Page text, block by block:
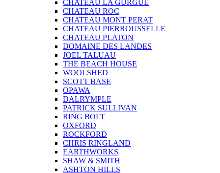
CHATEAU LA GURGUE
CHATEAU ROC
CHATEAU MONT PERAT
CHATEAU PIERROUSSELLE
CHATEAU PLATON
DOMAINE DES LANDES
JOEL TALUAU
THE BEACH HOUSE
WOOLSHED
SCOTT BASE
OPAWA
DALRYMPLE
PATRICK SULLIVAN
RING BOLT
OXFORD
ROCKFORD
CHRIS RINGLAND
EARTHWORKS
SHAW & SMITH
ASHTON HILLS